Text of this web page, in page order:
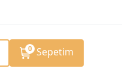
0 Sepetim